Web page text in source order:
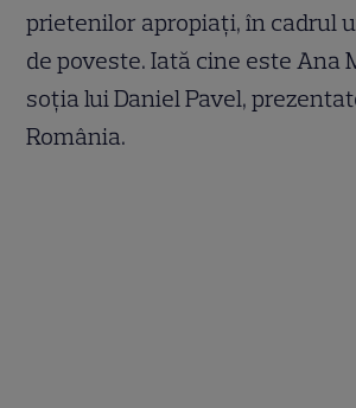
prietenilor apropiați, în cadrul
de poveste. Iată cine este Ana
soția lui Daniel Pavel,
România.